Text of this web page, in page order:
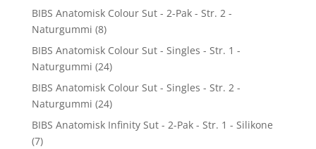
BIBS Anatomisk Colour Sut - 2-Pak - Str. 2 -
Naturgummi (8)
BIBS Anatomisk Colour Sut - Singles - Str. 1 -
Naturgummi (24)
BIBS Anatomisk Colour Sut - Singles - Str. 2 -
Naturgummi (24)
BIBS Anatomisk Infinity Sut - 2-Pak - Str. 1 - Silikone
(7)